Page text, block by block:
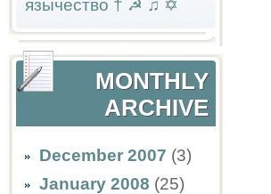
язычество † ☭ ♫ ✡
MONTHLY
ARCHIVE
December 2007 (3)
January 2008 (25)